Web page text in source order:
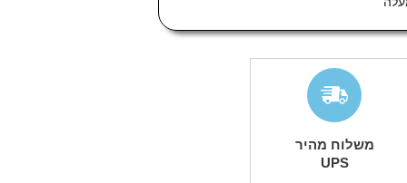
משלוח מהיר
UPS